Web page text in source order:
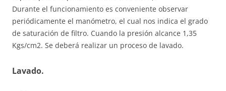
Durante el funcionamiento es conveniente observar
periódicamente el manómetro, el cual nos indica el grado
de saturación de filtro. Cuando la presión alcance 1,35
Kgs/cm2. Se deberá realizar un proceso de lavado.
Lavado.